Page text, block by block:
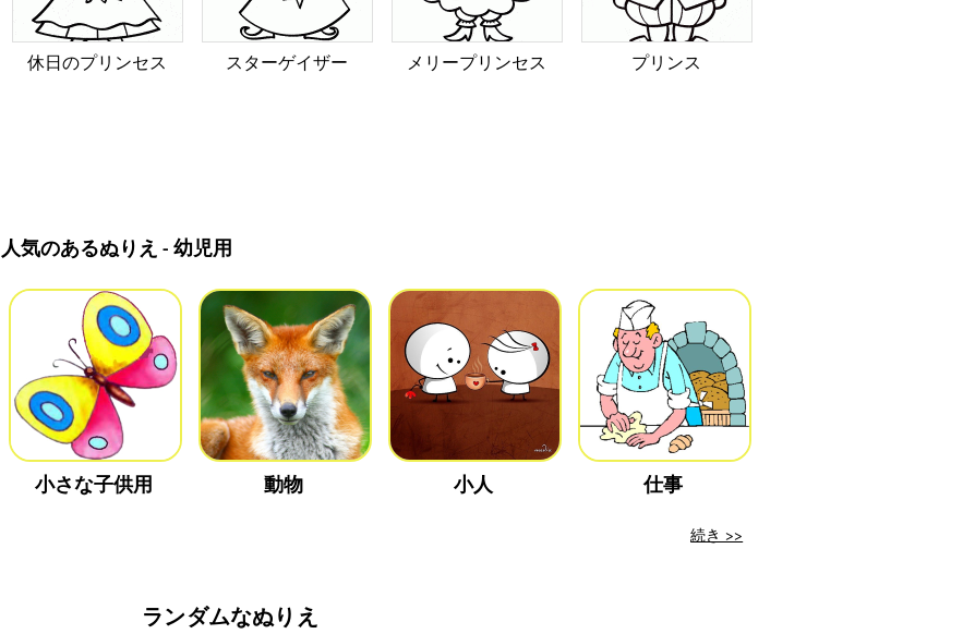
休日のプリンセス スターゲイザー メリープリンセス プリンス
人気のあるぬりえ - 幼児用
小さな子供用 動物 小人 仕事
続き >>
ランダムなぬりえ